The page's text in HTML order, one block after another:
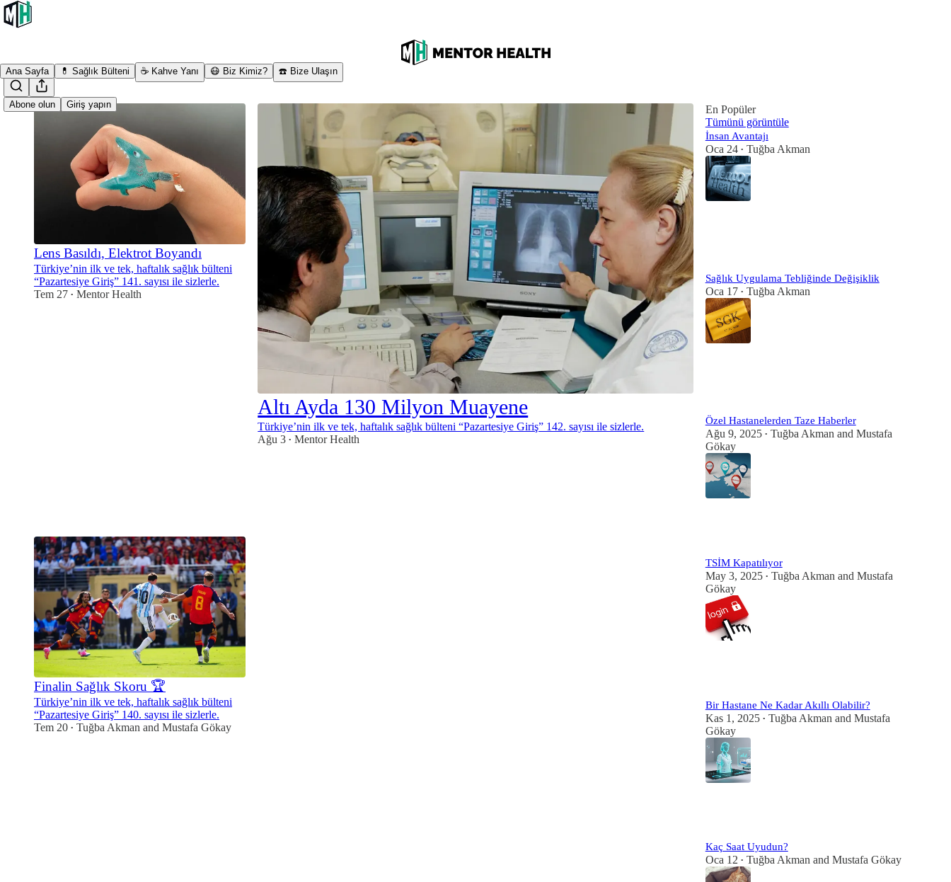
Abone olun Giriş yapın
Ana Sayfa 💊 Sağlık Bülteni ☕ Kahve Yanı 😷 Biz Kimiz? ☎️ Bize Ulaşın
Altı Ayda 130 Milyon Muayene
Türkiye’nin ilk ve tek, haftalık sağlık bülteni “Pazartesiye Giriş” 142. sayısı ile sizlerle.
Ağu 3 • Mentor Health
Lens Basıldı, Elektrot Boyandı
Türkiye’nin ilk ve tek, haftalık sağlık bülteni
“Pazartesiye Giriş” 141. sayısı ile sizlerle.
Tem 27 • Mentor Health
Finalin Sağlık Skoru 🏆
Türkiye’nin ilk ve tek, haftalık sağlık bülteni
“Pazartesiye Giriş” 140. sayısı ile sizlerle.
Tem 20 • Tuğba Akman and Mustafa Gökay
En Popüler
Tümünü görüntüle
İnsan Avantajı
Oca 24 • Tuğba Akman
Sağlık Uygulama Tebliğinde Değişiklik
Oca 17 • Tuğba Akman
Özel Hastanelerden Taze Haberler
Ağu 9, 2025 • Tuğba Akman and Mustafa
Gökay
TSİM Kapatılıyor
May 3, 2025 • Tuğba Akman and Mustafa
Gökay
Bir Hastane Ne Kadar Akıllı Olabilir?
Kas 1, 2025 • Tuğba Akman and Mustafa
Gökay
Kaç Saat Uyudun?
Oca 12 • Tuğba Akman and Mustafa Gökay